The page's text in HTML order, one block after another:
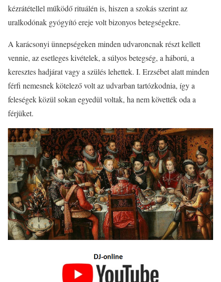
kézrátétellel működő rituálén is, hiszen a szokás szerint az
uralkodónak gyógyító ereje volt bizonyos betegségekre.
A karácsonyi ünnepségeken minden udvaroncnak részt kellett
vennie, az esetleges kivételek, a súlyos betegség, a háború, a
keresztes hadjárat vagy a szülés lehettek. I. Erzsébet alatt minden
férfi nemesnek kötelező volt az udvarban tartózkodnia, így a
feleségek közül sokan egyedül voltak, ha nem követték oda a
férjüket.